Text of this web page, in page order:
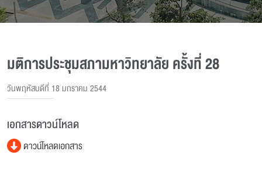
มติการประชุมสภามหาวิทยาลัย ครั้งที่ 28
วันพฤหัสบดีที่ 18 มกราคม 2544
เอกสารดาวน์โหลด
ดาวน์โหลดเอกสาร